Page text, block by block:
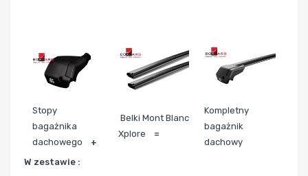
Stopy
bagażnika
dachowego +
Belki Mont Blanc
Xplore =
Kompletny
bagażnik
dachowy
W zestawie :